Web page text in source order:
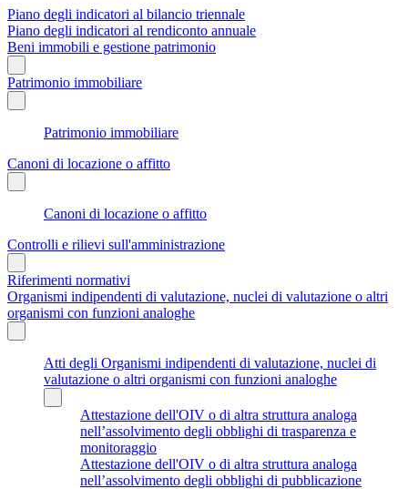
Piano degli indicatori al bilancio triennale
Piano degli indicatori al rendiconto annuale
Beni immobili e gestione patrimonio
Patrimonio immobiliare
Patrimonio immobiliare
Canoni di locazione o affitto
Canoni di locazione o affitto
Controlli e rilievi sull'amministrazione
Riferimenti normativi
Organismi indipendenti di valutazione, nuclei di valutazione o altri
organismi con funzioni analoghe
Atti degli Organismi indipendenti di valutazione, nuclei di
valutazione o altri organismi con funzioni analoghe
Attestazione dell'OIV o di altra struttura analoga
nell’assolvimento degli obblighi di trasparenza e
monitoraggio
Attestazione dell'OIV o di altra struttura analoga
nell’assolvimento degli obblighi di pubblicazione